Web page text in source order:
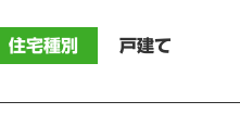
住宅種別 戸建て